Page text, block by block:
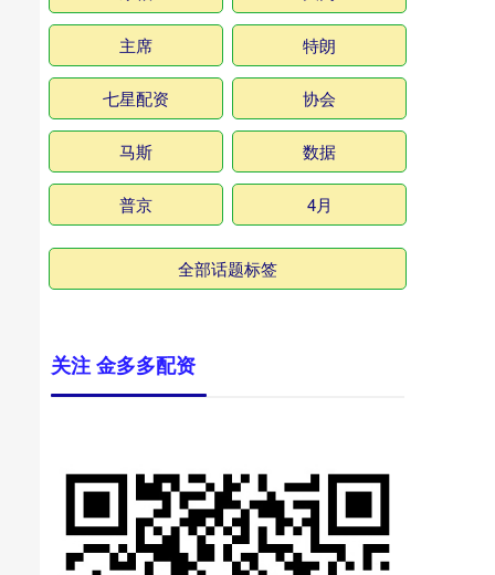
主席 特朗
七星配资 协会
马斯 数据
普京 4月
全部话题标签
关注 金多多配资